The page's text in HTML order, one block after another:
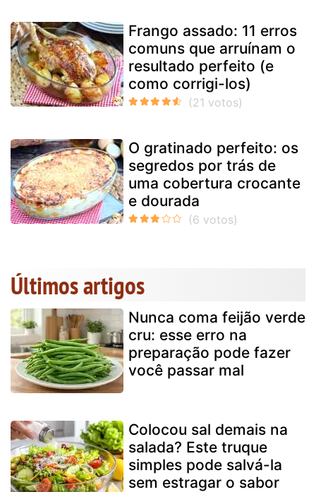
Frango assado: 11 erros
comuns que arruínam o
resultado perfeito (e
como corrigi-los)
O gratinado perfeito: os
segredos por trás de
uma cobertura crocante
e dourada
Últimos artigos
Nunca coma feijão verde
cru: esse erro na
preparação pode fazer
você passar mal
Colocou sal demais na
salada? Este truque
simples pode salvá-la
sem estragar o sabor